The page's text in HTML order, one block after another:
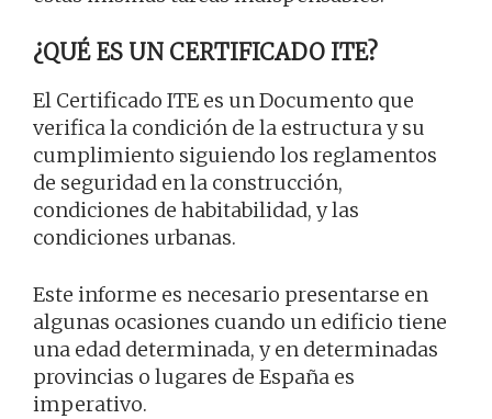
¿QUÉ ES UN CERTIFICADO ITE?
El Certificado ITE es un Documento que
verifica la condición de la estructura y su
cumplimiento siguiendo los reglamentos
de seguridad en la construcción,
condiciones de habitabilidad, y las
condiciones urbanas.
Este informe es necesario presentarse en
algunas ocasiones cuando un edificio tiene
una edad determinada, y en determinadas
provincias o lugares de España es
imperativo.